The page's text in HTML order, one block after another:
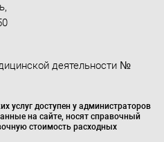
,
деятельности №
услуг доступен у администраторов
на сайте, носят справочный
стоимость расходных